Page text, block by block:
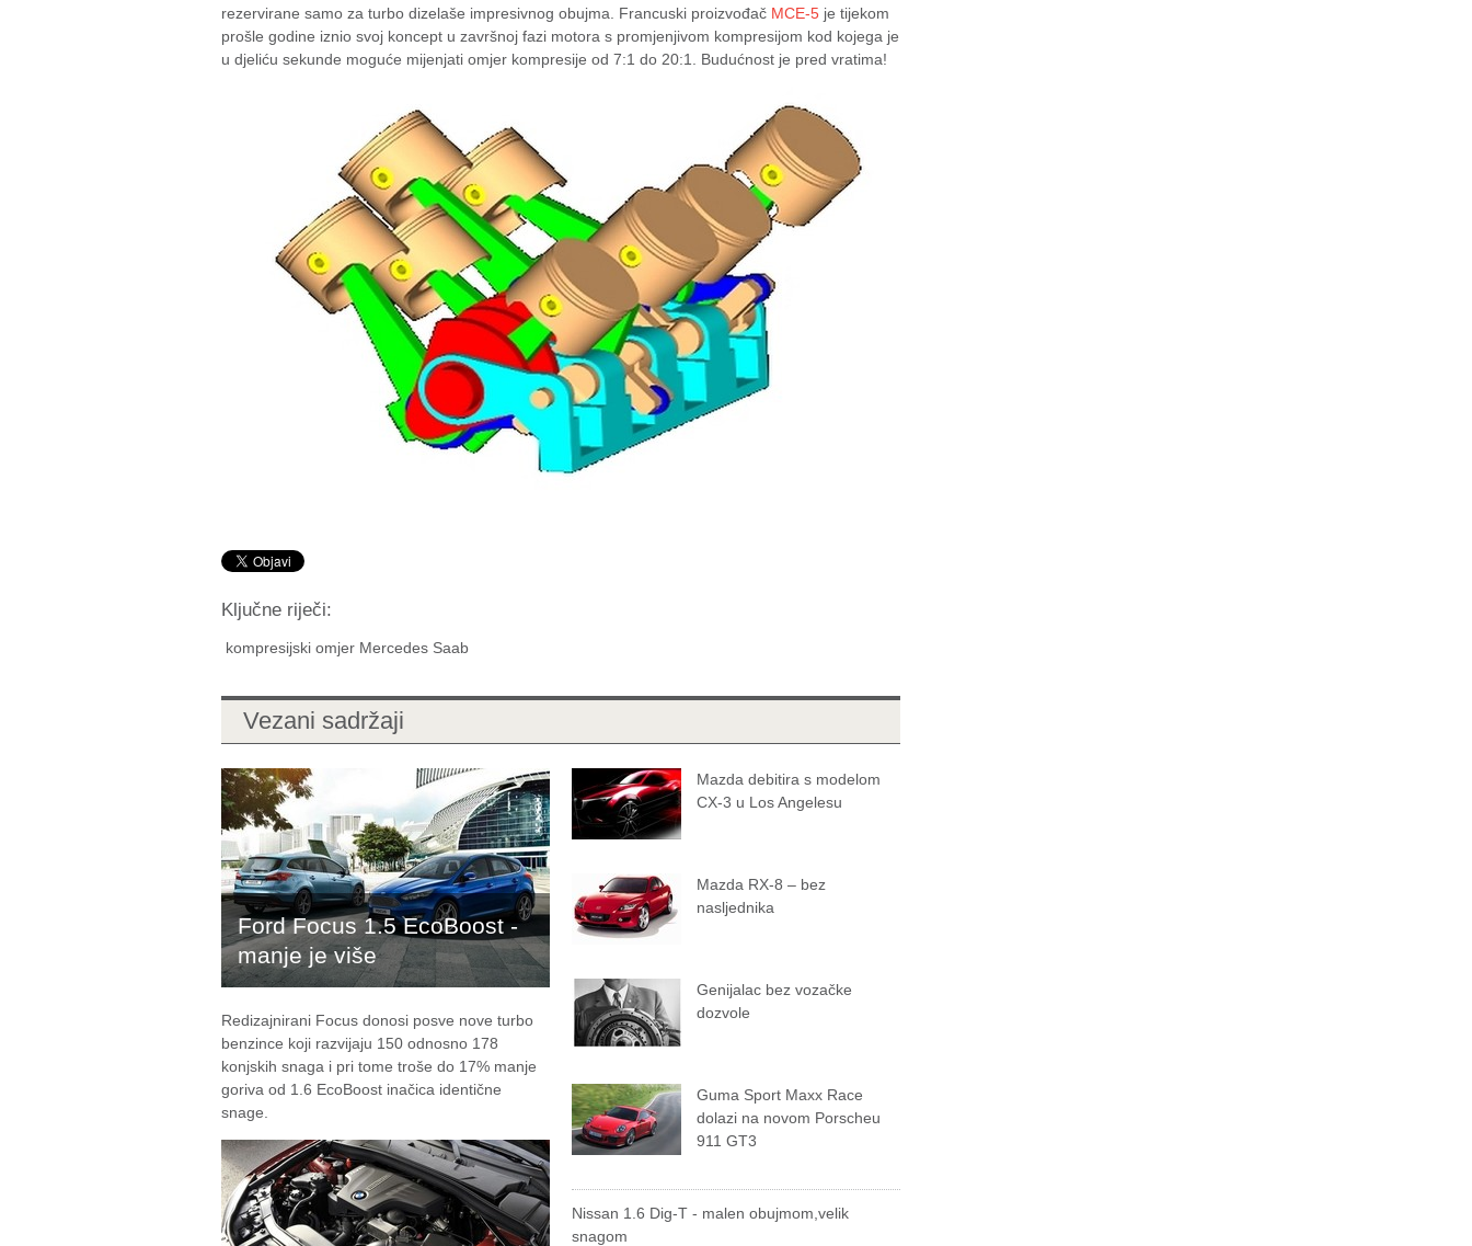
rezervirane samo za turbo dizelaše impresivnog obujma. Francuski proizvođač MCE-5 je tijekom
prošle godine iznio svoj koncept u završnoj fazi motora s promjenjivom kompresijom kod kojega je
u djeliću sekunde moguće mijenjati omjer kompresije od 7:1 do 20:1. Budućnost je pred vratima!
Ključne riječi:
kompresijski omjer Mercedes Saab
Vezani sadržaji
Ford Focus 1.5 EcoBoost -
manje je više
Redizajnirani Focus donosi posve nove turbo
benzince koji razvijaju 150 odnosno 178
konjskih snaga i pri tome troše do 17% manje
goriva od 1.6 EcoBoost inačica identične
snage.
Mazda debitira s modelom
CX-3 u Los Angelesu
Mazda RX-8 – bez
nasljednika
Genijalac bez vozačke
dozvole
Guma Sport Maxx Race
dolazi na novom Porscheu
911 GT3
Nissan 1.6 Dig-T - malen obujmom,velik
snagom